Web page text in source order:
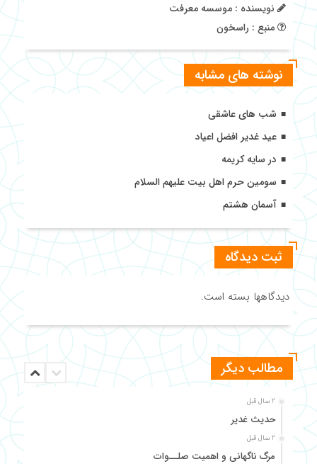
نویسنده : موسسه معرفت
منبع : راسخون
نوشته های مشابه
شب های عاشقی
عید غدیر افضل اعیاد
در سایه کریمه
سومین حرم اهل بیت علیهم السلام
آسمان هشتم
ثبت دیدگاه
دیدگاهها بسته است.
مطالب دیگر
2 سال قبل
حدیث غدیر
2 سال قبل
مرگ ناگهانی و اهمیت صلــوات